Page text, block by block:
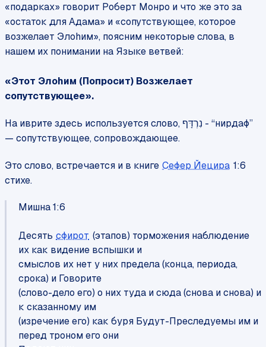
«подарках» говорит Роберт Монро и что же это за
«остаток для Адама» и «сопутствующее, которое
возжелает Элоhим», поясним некоторые слова, в
нашем их понимании на Языке ветвей:
«Этот Элоhим (Попросит) Возжелает
сопутствующее».
На иврите здесь используется слово, נִרְדָּף - “нирдаф”
— сопутствующее, сопровождающее.
Это слово, встречается и в книге Сефер Йецира 1:6
стихе.
Мишна 1:6
Десять сфирот (этапов) торможения наблюдение
их как видение вспышки и
смыслов их нет у них предела (конца, периода,
срока) и Говорите
(слово-дело его) о них туда и сюда (снова и снова) и
к сказанному им
(изречение его) как буря Будут-Преследуемы им и
перед троном его они